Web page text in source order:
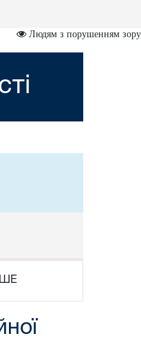
Людям з порушенням зору